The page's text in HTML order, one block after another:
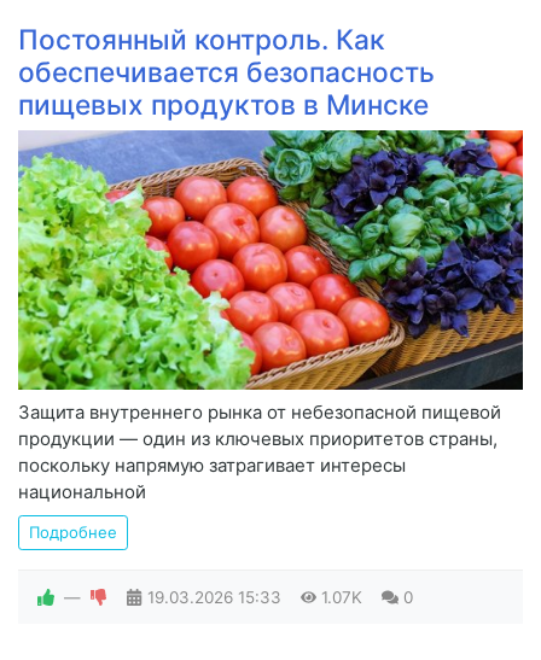
Постоянный контроль. Как
обеспечивается безопасность
пищевых продуктов в Минске
Защита внутреннего рынка от небезопасной пищевой
продукции — один из ключевых приоритетов страны,
поскольку напрямую затрагивает интересы
национальной
Подробнее
— 19.03.2026 15:33 1.07K 0